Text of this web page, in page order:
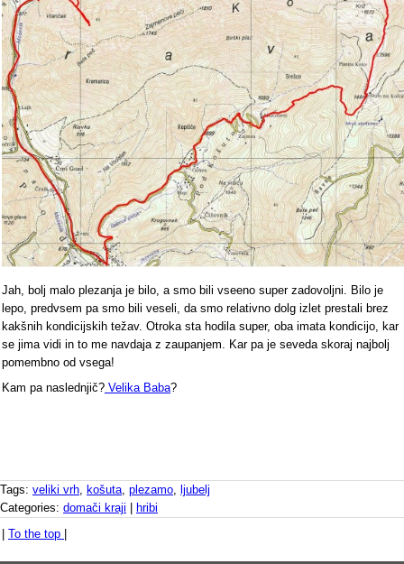
Jah, bolj malo plezanja je bilo, a smo bili vseeno super zadovoljni. Bilo je
lepo, predvsem pa smo bili veseli, da smo relativno dolg izlet prestali brez
kakšnih kondicijskih težav. Otroka sta hodila super, oba imata kondicijo, kar
se jima vidi in to me navdaja z zaupanjem. Kar pa je seveda skoraj najbolj
pomembno od vsega!
Kam pa naslednjič? Velika Baba?
Tags: veliki vrh košuta plezamo
ljubelj
Categories: domači kraji
hribi
To the top